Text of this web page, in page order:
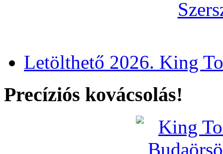
Letölthető 2026. King
Precíziós kovácsolás!